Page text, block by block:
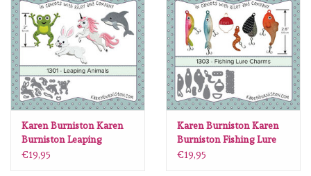
Spellbinders
Dress My Craft
Uniquely Creative
Juffrouw Muis
Karen Burniston Karen
Burniston Leaping
Animals 1301
€19,95
Karen Burniston Karen
Burniston Fishing Lure
Charms 1303
€19,95